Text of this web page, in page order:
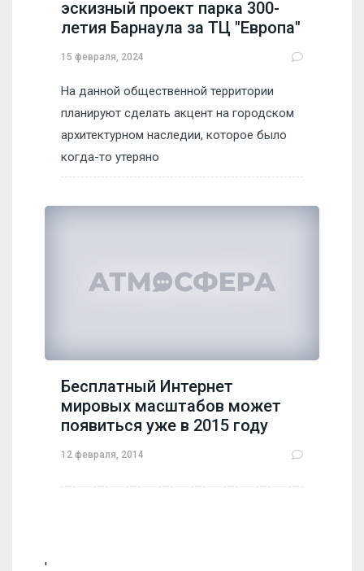
эскизный проект парка 300-
летия Барнаула за ТЦ "Европа"
15 февраля, 2024
На данной общественной территории
планируют сделать акцент на городском
архитектурном наследии, которое было
когда-то утеряно
Бесплатный Интернет
мировых масштабов может
появиться уже в 2015 году
12 февраля, 2014
'